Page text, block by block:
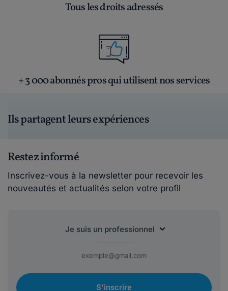
Tous les droits adressés
+ 3 000 abonnés pros qui utilisent nos services
Ils partagent leurs expériences
Restez informé
Inscrivez-vous à la newsletter pour recevoir les
nouveautés et actualités selon votre profil
S'inscrire